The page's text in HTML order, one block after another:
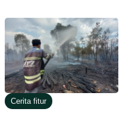
Cerita fitur